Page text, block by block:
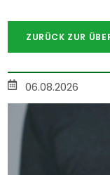
ZURÜCK ZUR
06.08.2026